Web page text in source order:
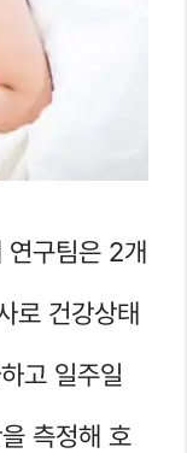
연구팀은 2개
로 건강상태
고 일주일
측정해 호